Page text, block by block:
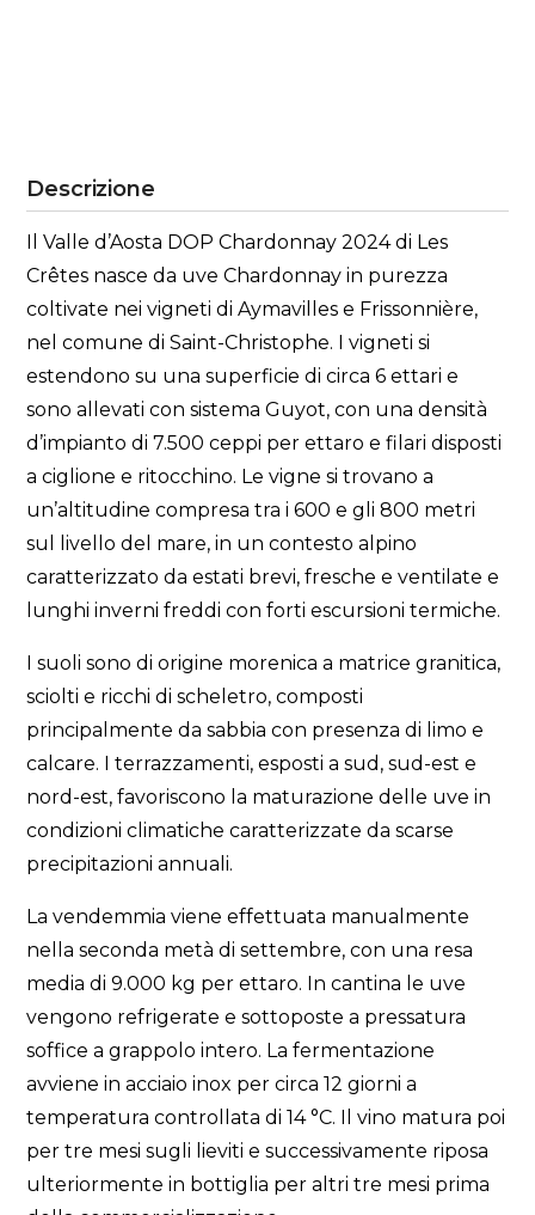
Descrizione
Il Valle d’Aosta DOP Chardonnay 2024 di Les
Crêtes nasce da uve Chardonnay in purezza
coltivate nei vigneti di Aymavilles e Frissonnière,
nel comune di Saint-Christophe. I vigneti si
estendono su una superficie di circa 6 ettari e
sono allevati con sistema Guyot, con una densità
d’impianto di 7.500 ceppi per ettaro e filari disposti
a ciglione e ritocchino. Le vigne si trovano a
un’altitudine compresa tra i 600 e gli 800 metri
sul livello del mare, in un contesto alpino
caratterizzato da estati brevi, fresche e ventilate e
lunghi inverni freddi con forti escursioni termiche.
I suoli sono di origine morenica a matrice granitica,
sciolti e ricchi di scheletro, composti
principalmente da sabbia con presenza di limo e
calcare. I terrazzamenti, esposti a sud, sud-est e
nord-est, favoriscono la maturazione delle uve in
condizioni climatiche caratterizzate da scarse
precipitazioni annuali.
La vendemmia viene effettuata manualmente
nella seconda metà di settembre, con una resa
media di 9.000 kg per ettaro. In cantina le uve
vengono refrigerate e sottoposte a pressatura
soffice a grappolo intero. La fermentazione
avviene in acciaio inox per circa 12 giorni a
temperatura controllata di 14 °C. Il vino matura poi
per tre mesi sugli lieviti e successivamente riposa
ulteriormente in bottiglia per altri tre mesi prima